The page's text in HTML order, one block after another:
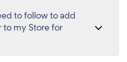
to follow to add
my Store for